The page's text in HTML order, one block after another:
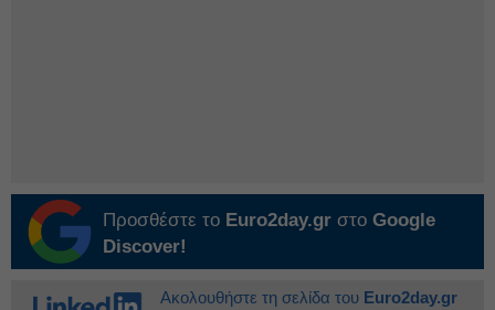
Προσθέστε το Euro2day.gr στο Google
Discover!
Ακολουθήστε τη σελίδα του Euro2day.gr